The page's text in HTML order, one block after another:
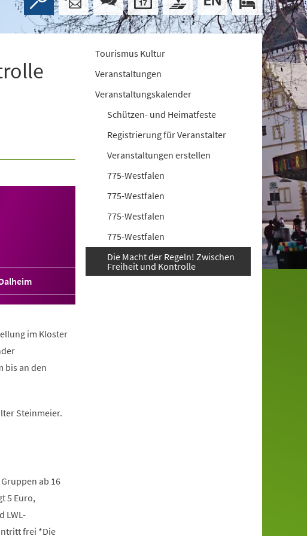
im Kloster
bis an den
Steinmeier.
ab 16
5 Euro,
LWL-
frei *Die
Tourismus Kultur
Veranstaltungen
Veranstaltungskalender
Schützen- und Heimatfeste
Registrierung für Veranstalter
Veranstaltungen erstellen
775-Westfalen
775-Westfalen
775-Westfalen
775-Westfalen
Die Macht der Regeln! Zwischen
Freiheit und Kontrolle